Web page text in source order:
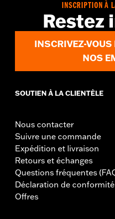
Polycarbonate à
26.75 Inches
Dans la boîte:Pare-brise
Hauteur totale du pare-brise:
INSCRIPTION À
Restez
INSCRIVEZ-VOUS
NOS
SOUTIEN À LA CLIENTÈLE
Nous contacter
Suivre une commande
Expédition et livraison
Retours et échanges
Questions fréquentes
Déclaration de conformité
Offres